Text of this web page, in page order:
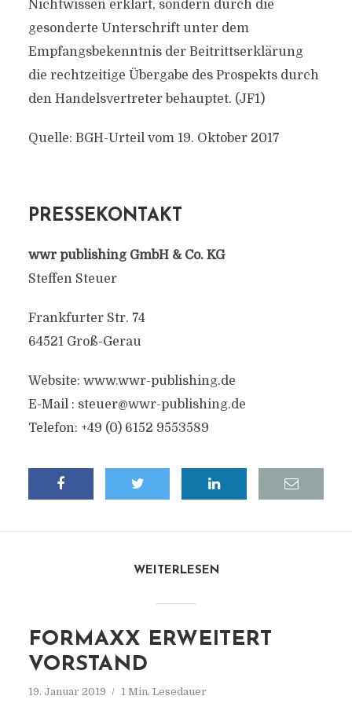
Nichtwissen erklärt, sondern durch die
gesonderte Unterschrift unter dem
Empfangsbekenntnis der Beitrittserklärung
die rechtzeitige Übergabe des Prospekts durch
den Handelsvertreter behauptet. (JF1)
Quelle: BGH-Urteil vom 19. Oktober 2017
PRESSEKONTAKT
wwr publishing GmbH & Co. KG
Steffen Steuer
Frankfurter Str. 74
64521 Groß-Gerau
Website: www.wwr-publishing.de
E-Mail : steuer@wwr-publishing.de
Telefon: +49 (0) 6152 9553589
WEITERLESEN
FORMAXX ERWEITERT
VORSTAND
19. Januar 2019 1 Min. Lesedauer